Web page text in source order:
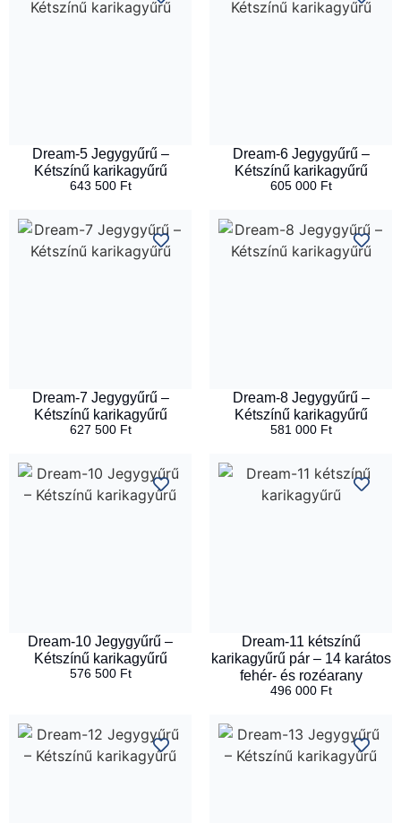
Dream-5 Jegygyűrű –
Kétszínű karikagyűrű
643 500 Ft
Dream-6 Jegygyűrű –
Kétszínű karikagyűrű
605 000 Ft
Dream-7 Jegygyűrű –
Kétszínű karikagyűrű
627 500 Ft
Dream-8 Jegygyűrű –
Kétszínű karikagyűrű
581 000 Ft
Dream-10 Jegygyűrű –
Kétszínű karikagyűrű
576 500 Ft
Dream-11 kétszínű
karikagyűrű pár – 14 karátos
fehér- és rozéarany
496 000 Ft